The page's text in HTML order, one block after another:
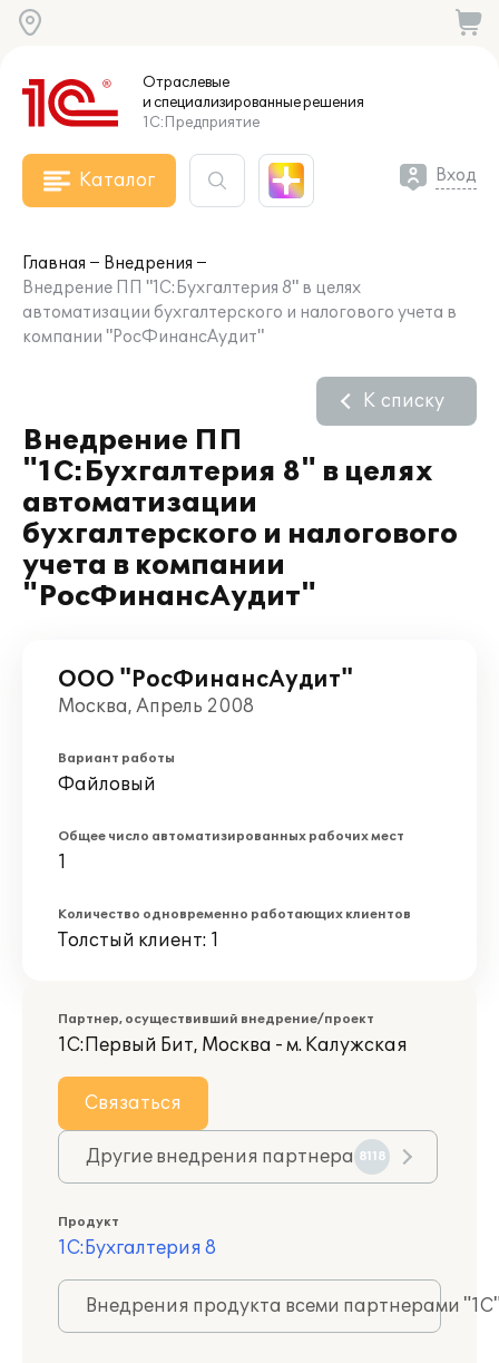
Отраслевые
и специализированныерешения
1С:Предприятие
Каталог Вход
Главная
Внедрения
Внедрение ПП "1С:Бухгалтерия 8" в целях
автоматизации бухгалтерского и налогового учета в
компании "РосФинансАудит"
Внедрение ПП
"1С:Бухгалтерия 8" в целях
автоматизации
бухгалтерского и налогового
учета в компании
"РосФинансАудит"
К списку
ООО "РосФинансАудит"
Москва, Апрель 2008
Вариант работы
Файловый
Общее число автоматизированных рабочих мест
1
Количество одновременно работающих клиентов
Толстый клиент: 1
Партнер, осуществивший внедрение/проект
1С:Первый Бит, Москва - м. Калужская
Связаться
Другие внедрения партнера 8118
Продукт
1С:Бухгалтерия 8
Внедрения продукта всеми партнерами